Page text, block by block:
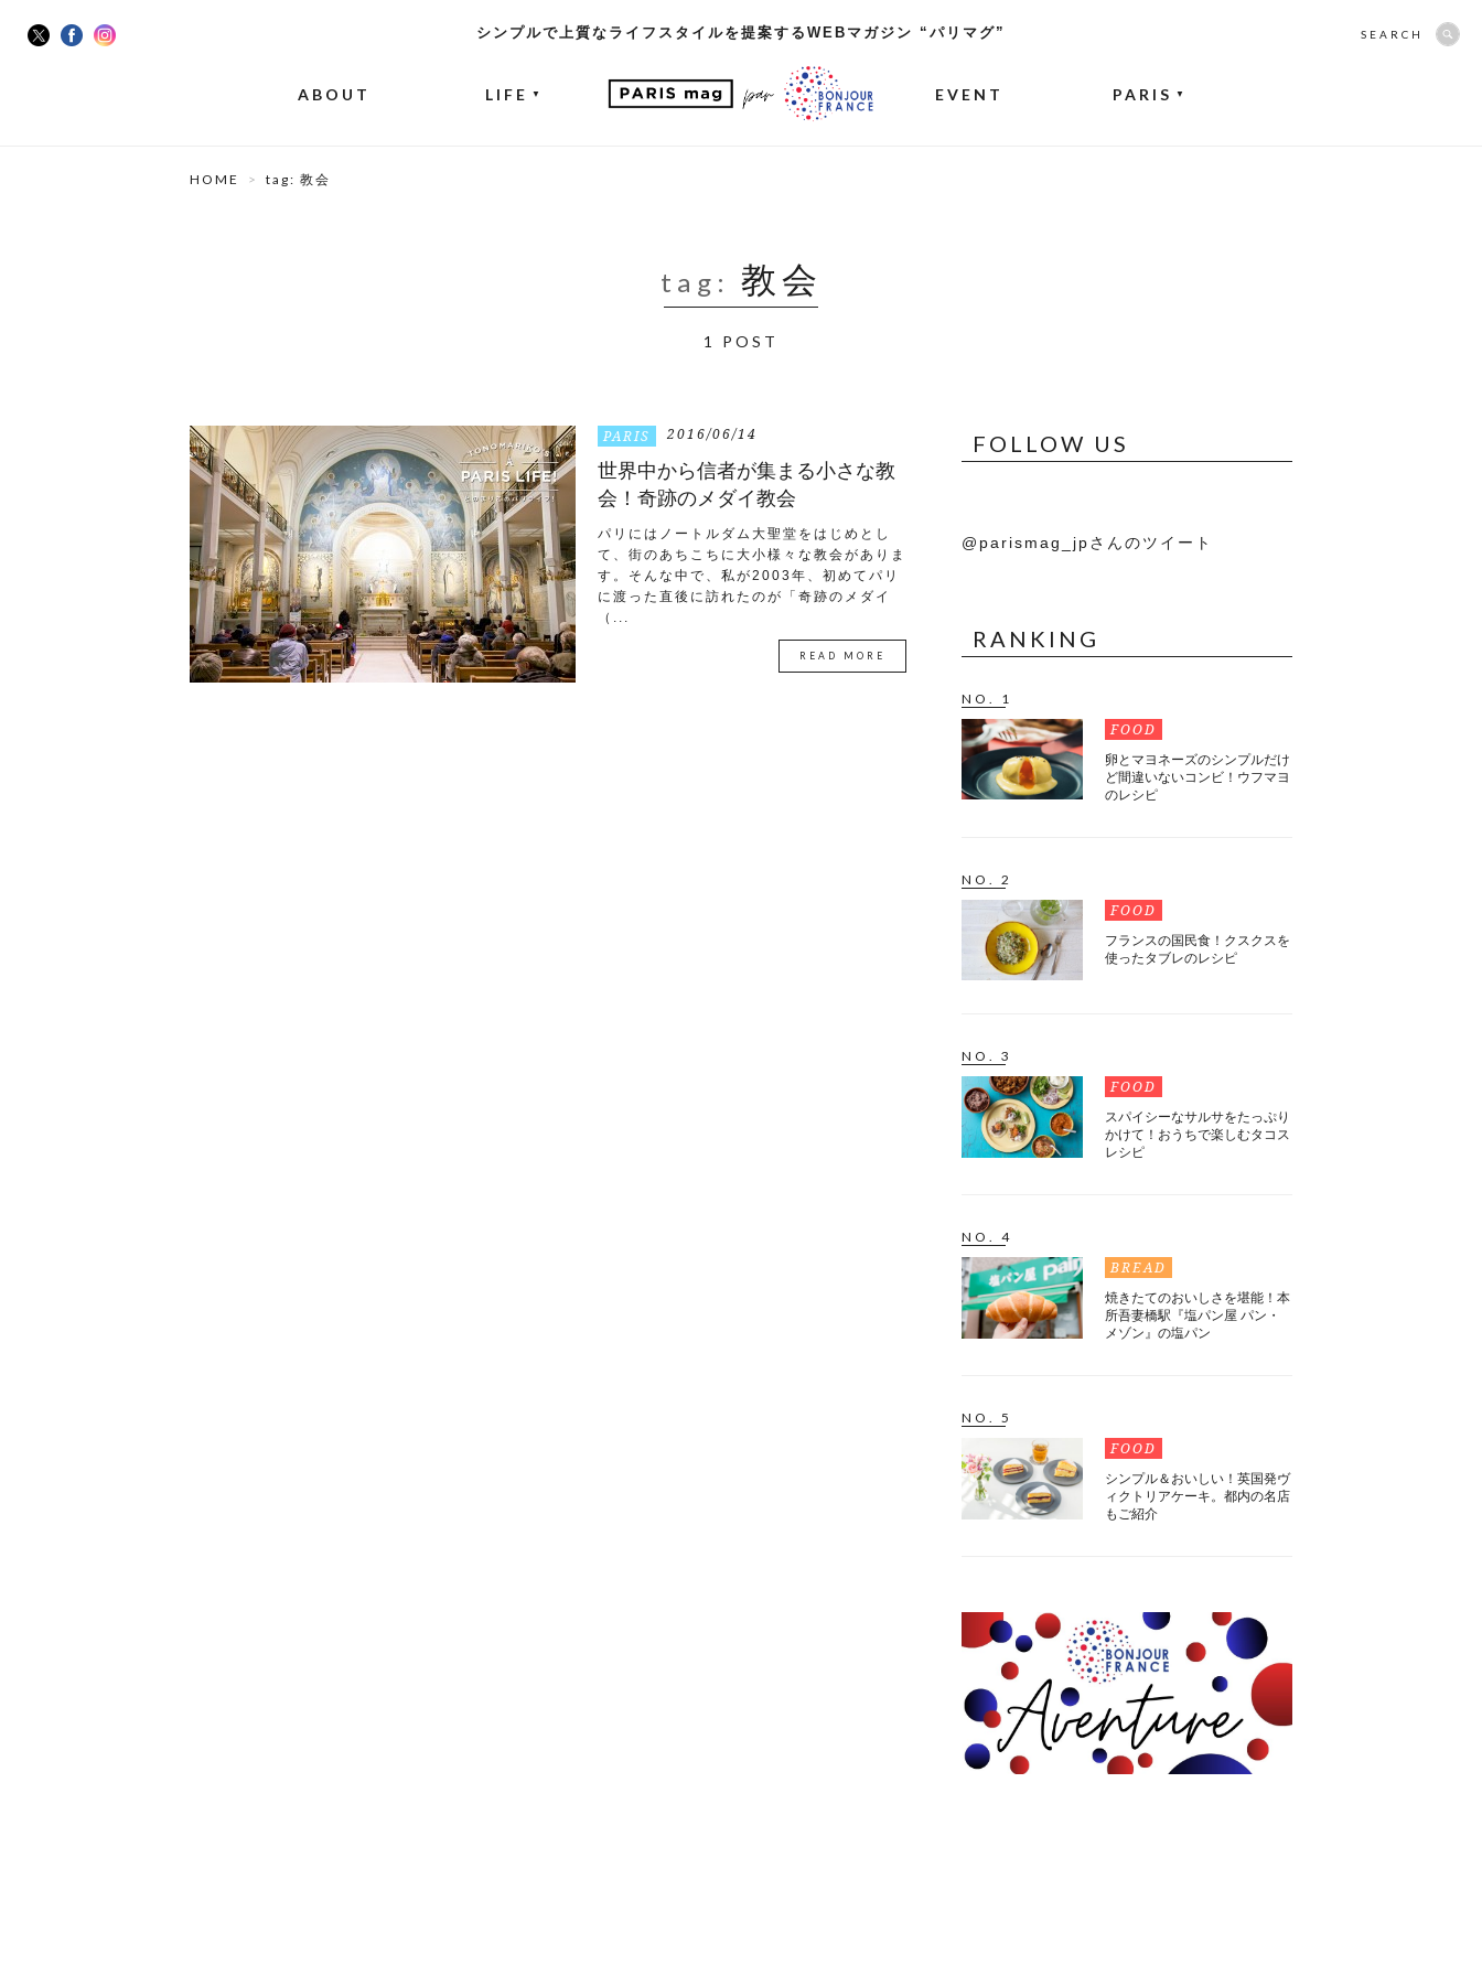
シンプルで上質なライフスタイルを提案するWEBマガジン “パリマグ”
ABOUT LIFE ▼ EVENT PARIS ▼
SEARCH
HOME tag: 教会
tag: 教会
1 POST
PARIS 2016/06/14
世界中から信者が集まる小さな教
会！奇跡のメダイ教会
パリにはノートルダム大聖堂をはじめとし
て、街のあちこちに大小様々な教会がありま
す。そんな中で、私が2003年、初めてパリ
に渡った直後に訪れたのが「奇跡のメダイ
（...
READ MORE
FOLLOW US
@parismag_jpさんのツイート
RANKING
NO. 1
FOOD
卵とマヨネーズのシンプルだけ
ど間違いないコンビ！ウフマヨ
のレシピ
NO. 2
FOOD
フランスの国民食！クスクスを
使ったタブレのレシピ
NO. 3
FOOD
スパイシーなサルサをたっぷり
かけて！おうちで楽しむタコス
レシピ
NO. 4
BREAD
焼きたてのおいしさを堪能！本
所吾妻橋駅『塩パン屋 パン・
メゾン』の塩パン
NO. 5
FOOD
シンプル＆おいしい！英国発ヴ
ィクトリアケーキ。都内の名店
もご紹介